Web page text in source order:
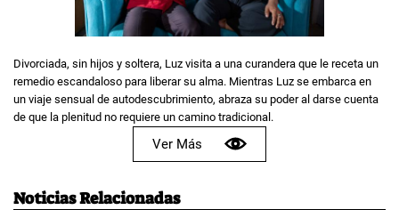
Divorciada, sin hijos y soltera, Luz visita a una curandera que le receta un
remedio escandaloso para liberar su alma. Mientras Luz se embarca en
un viaje sensual de autodescubrimiento, abraza su poder al darse cuenta
de que la plenitud no requiere un camino tradicional.
Ver Más
Noticias Relacionadas